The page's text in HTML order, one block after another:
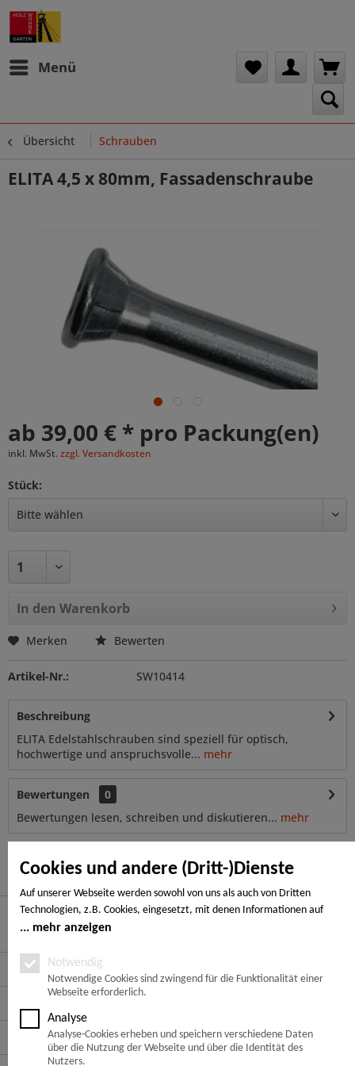
Cookies und andere (Dritt-)Dienste
Auf unserer Webseite werden sowohl von uns als auch von Dritten
Technologien, z.B. Cookies, eingesetzt, mit denen Informationen auf
Ihrem Endgerät gespeichert und/oder von Ihrem Endgerät abgerufen
Notwendige Cookies, Analyse-, Marketing- und Statistik-Cookies. Bei den
notwendigen Cookies handelt es sich um solche, die technisch notwendig
sind, um den von Ihnen gewünschten Dienst bereitzustellen, die übrigen
Cookies werden nur auf Grund einer von Ihnen erteilten Einwilligung
gesetzt. Die Einwilligung ist freiwillig. Personen, die das 16. Lebensjahr
noch nicht vollendet haben, benötigen die Zustimmung der
Sorgeberechtigten. Sie können Ihre Entscheidung jederzeit mit Wirkung
mehr anzeigen
Notwendig
Notwendige Cookies sind zwingend für die Funktionalität einer
Webseite erforderlich.
Analyse
Analyse-Cookies erheben und speichern verschiedene Daten
über die Nutzung der Webseite und über die Identität des
Nutzers.
Menü
Übersicht Schrauben
ELITA 4,5 x 80mm, Fassadenschraube
ab 39,00 € * pro Packung(en)
inkl. MwSt. zzgl. Versandkosten
Stück:
In den Warenkorb
Merken Bewerten
Artikel-Nr.: SW10414
Beschreibung
ELITA Edelstahlschrauben sind speziell für optisch,
hochwertige und anspruchsvolle... mehr
Bewertungen
0
Bewertungen lesen, schreiben und diskutieren... mehr
Ähnliche Artikel
Hier finden Sie uns
Service Hotline
Informationen